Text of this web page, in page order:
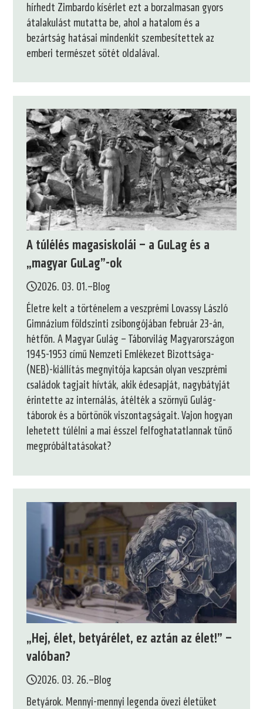
hírhedt Zimbardo kísérlet ezt a borzalmasan gyors
átalakulást mutatta be, ahol a hatalom és a
bezártság hatásai mindenkit szembesítettek az
emberi természet sötét oldalával.
A túlélés magasiskolái – a GuLag és a
„magyar GuLag”-ok
2026. 03. 01.–Blog
Életre kelt a történelem a veszprémi Lovassy László
Gimnázium földszinti zsibongójában február 23-án,
hétfőn. A Magyar Gulág – Táborvilág Magyarországon
1945-1953 című Nemzeti Emlékezet Bizottsága-
(NEB)-kiállítás megnyitója kapcsán olyan veszprémi
családok tagjait hívták, akik édesapját, nagybátyját
érintette az internálás, átélték a szörnyű Gulág-
táborok és a börtönök viszontagságait. Vajon hogyan
lehetett túlélni a mai ésszel felfoghatatlannak tűnő
megpróbáltatásokat?
„Hej, élet, betyárélet, ez aztán az élet!” –
valóban?
2026. 03. 26.–Blog
Betyárok. Mennyi-mennyi legenda övezi életüket